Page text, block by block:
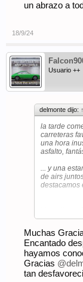
un abrazo a
18/9/24
Usuario ++
delmonte dijo: ↑
la tarde
carreteras
una hora
asfalto,
... y una
de airs
destacamos
Ver adjunto
y una de las
Muchas
Encantado
hayamos
Gracias
tan